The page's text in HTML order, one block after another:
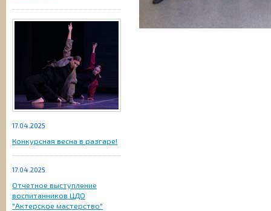
17.04.2025
Конкурсная весна в разгаре!
17.04.2025
Отчетное выступление
воспитанников ЦДО
"Актерское мастерство"